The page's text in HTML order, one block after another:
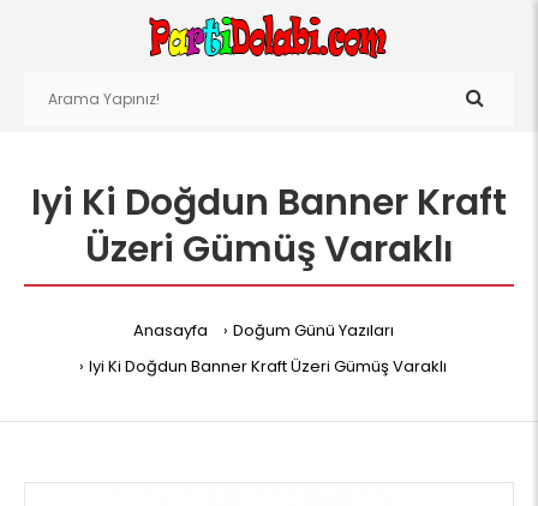
Iyi Ki Doğdun Banner Kraft
Üzeri Gümüş Varaklı
Anasayfa
Doğum Günü Yazıları
Iyi Ki Doğdun Banner Kraft Üzeri Gümüş Varaklı